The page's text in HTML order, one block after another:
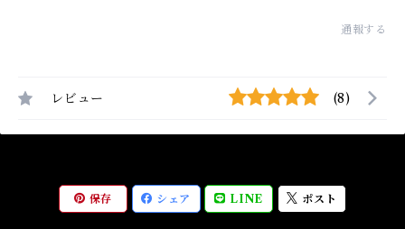
通報する
レビュー (8)
保存 シェア LINE ポスト